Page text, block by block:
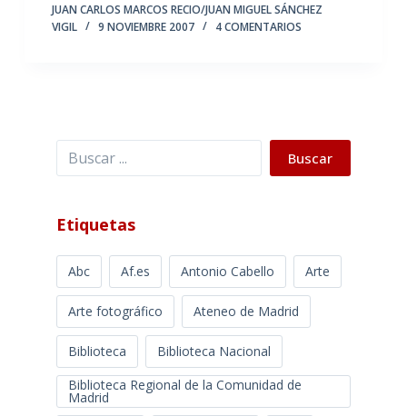
JUAN CARLOS MARCOS RECIO/JUAN MIGUEL SÁNCHEZ
VIGIL
9 NOVIEMBRE 2007 4 COMENTARIOS
Buscar Buscar
Etiquetas
Abc Af.es Antonio Cabello Arte
Arte fotográfico Ateneo de Madrid
Biblioteca
Biblioteca Nacional
Biblioteca Regional de la Comunidad de
Madrid